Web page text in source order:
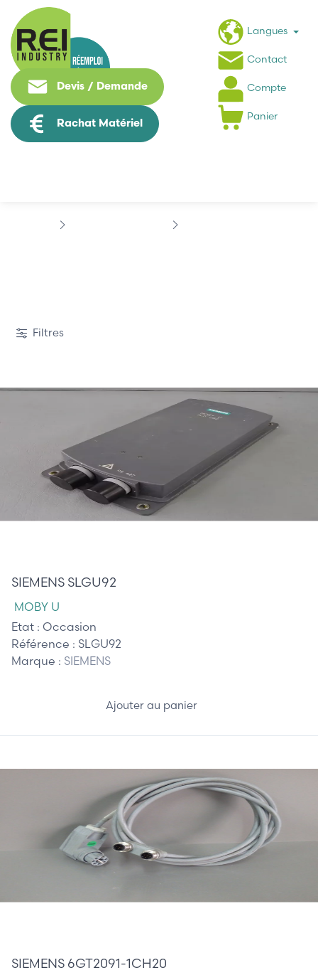
Devis / Demande
Rachat Matériel
Langues
Contact
Compte
Panier
Filtres
SIEMENS SLGU92
MOBY U
Etat : Occasion
Référence : SLGU92
Marque : SIEMENS
Ajouter au panier
SIEMENS 6GT2091-1CH20